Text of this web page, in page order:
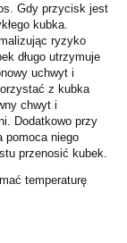
Gdy przycisk jest
kubka.
ryzyko
długo utrzymuje
uchwyt i
z kubka
chwyt i
Dodatkowo przy
pomoca niego
przenosić kubek.
temperaturę